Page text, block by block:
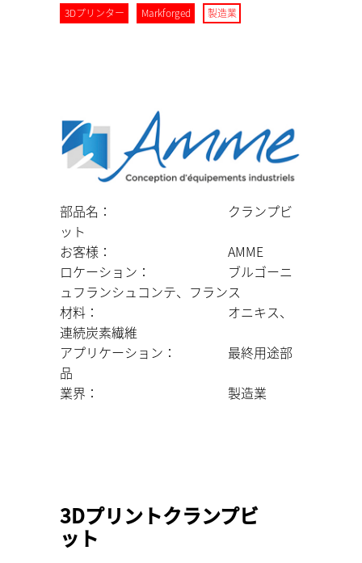
3Dプリンター Markforged 製造業
部品名： クランプビ
ット
お客様： AMME
ロケーション： ブルゴーニ
ュフランシュコンテ、フランス
材料： オニキス、
連続炭素繊維
アプリケーション： 最終用途部
品
業界： 製造業
3Dプリントクランプビ
ット